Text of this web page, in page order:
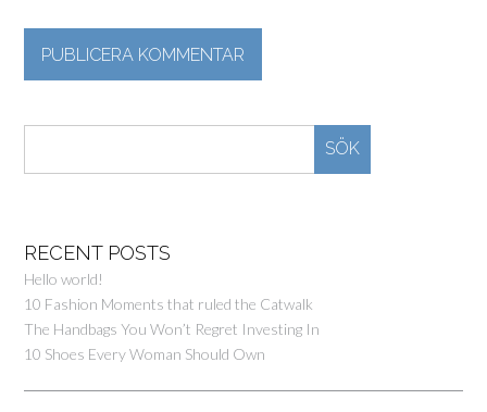
SÖK
RECENT POSTS
Hello world!
10 Fashion Moments that ruled the Catwalk
The Handbags You Won’t Regret Investing In
10 Shoes Every Woman Should Own